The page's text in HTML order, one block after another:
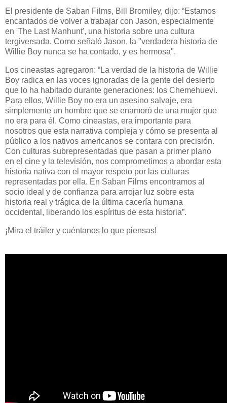
El presidente de Saban Films, Bill Bromiley, dijo: “Estamos
encantados de volver a trabajar con Jason, especialmente
en 'The Last Manhunt', una historia sobre una cultura
tergiversada. Como señaló Jason, la "verdadera historia de
Willie Boy nunca se ha contado, y es hermosa".
Los cineastas agregaron: “La verdad de la historia de Willie
Boy radica en las voces ignoradas de la gente del desierto
que lo ha habitado durante generaciones: los Chemehuevi.
Para ellos, Willie Boy no era un asesino salvaje, era
simplemente un hombre que se enamoró de una mujer que
no era para él. Como cineastas, era importante para
nosotros que esta narrativa compleja y cómo se presenta al
público a los nativos americanos se contara con precisión.
Con culturas subrepresentadas que pasan a primer plano
en el cine y la televisión, nos comprometimos a abordar esta
historia nativa con el mayor respeto por las culturas
representadas por ella. En Saban Films encontramos al
socio ideal y de confianza para arrojar luz sobre esta
historia real y trágica de la última cacería humana
occidental, liberando los espíritus de esta historia”.
¡Mira el tráiler y cuéntanos lo que piensas!